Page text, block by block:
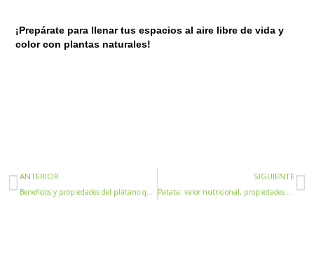
¡Prepárate para llenar tus espacios al aire libre de vida y
color con plantas naturales!
Ant
ANTERIOR
Beneficios y propiedades del plátano que no conocías
SIGUIENTE
Patata: valor nutricional, propiedades y beneficios